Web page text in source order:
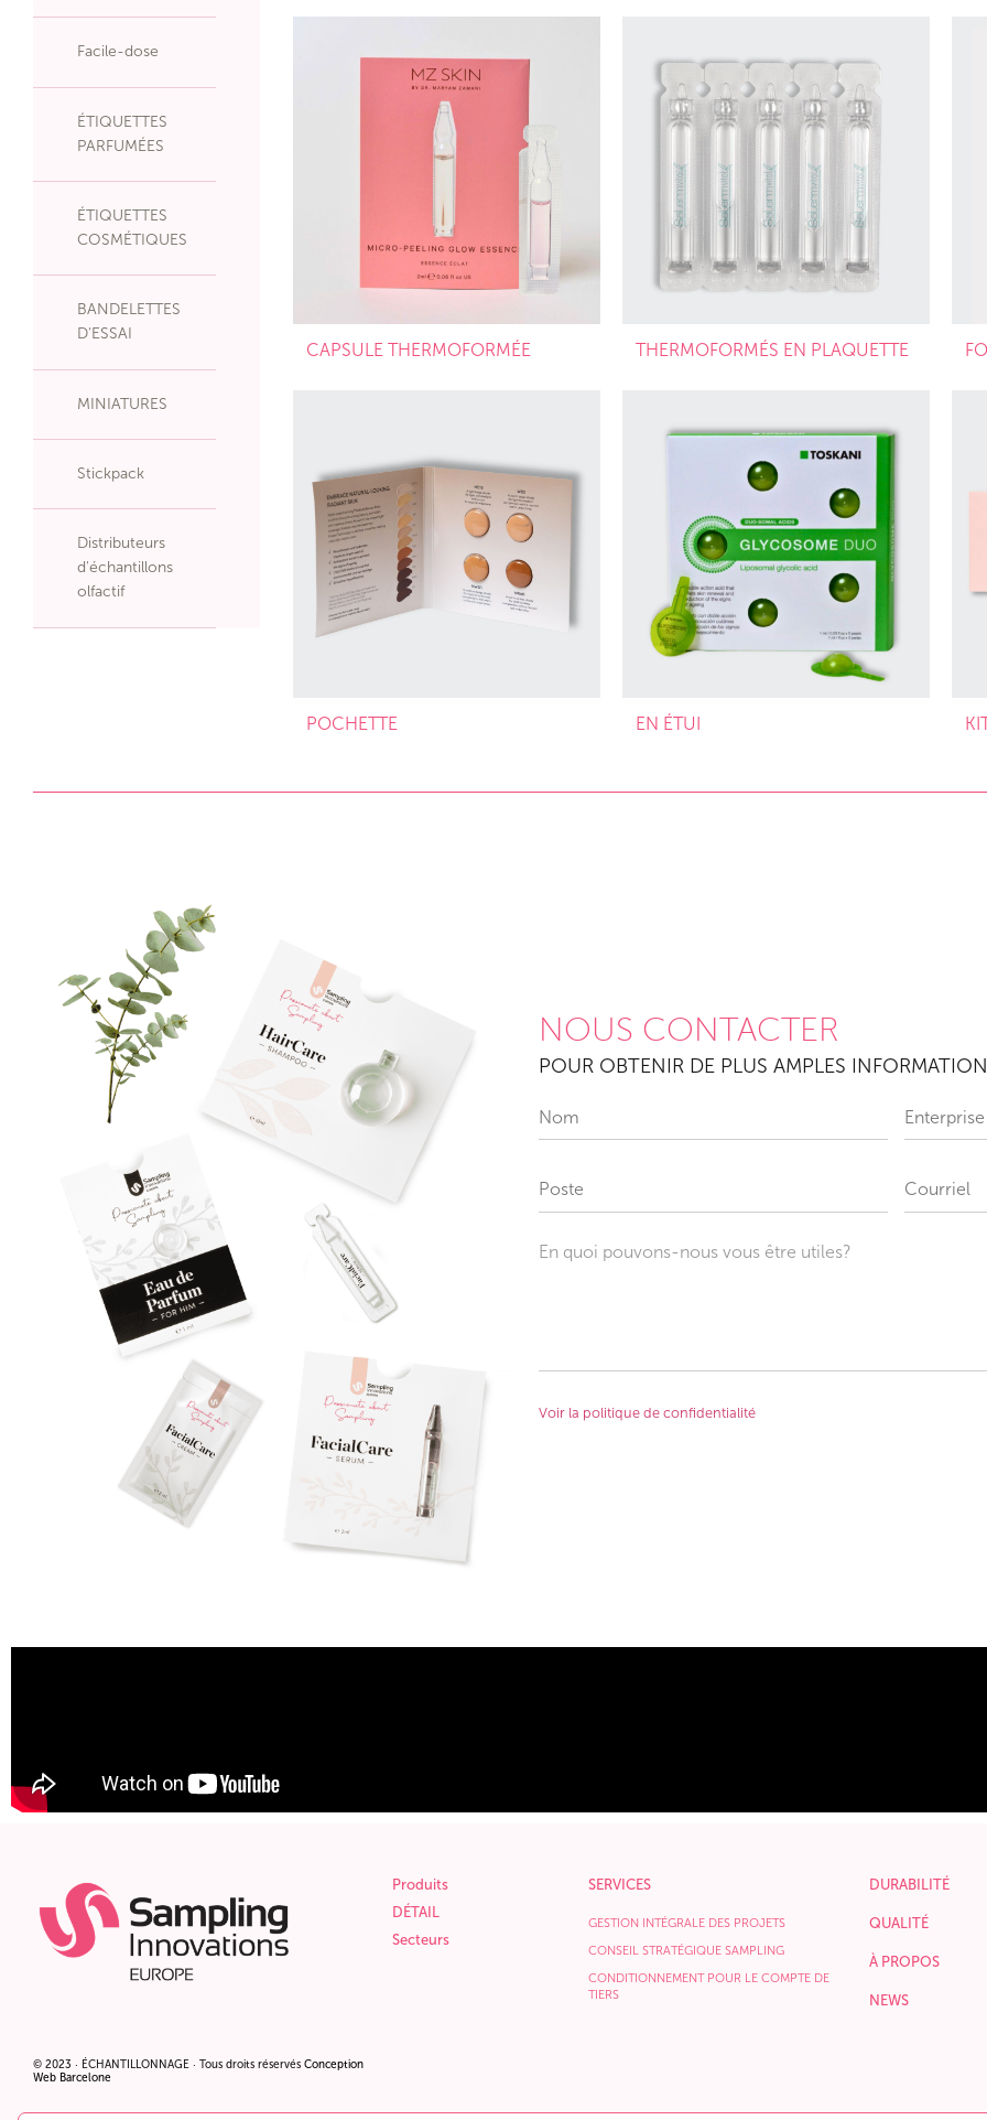
Facile-dose
ÉTIQUETTES
PARFUMÉES
ÉTIQUETTES
COSMÉTIQUES
BANDELETTES
D'ESSAI
MINIATURES
Stickpack
Distributeurs
d'échantillons
olfactif
CAPSULE THERMOFORMÉE THERMOFORMÉS EN PLAQUETTE
POCHETTE EN ÉTUI
NOUS CONTACTER
POUR OBTENIR DE PLUS AMPLES
En quoi pouvons-nous vous être utiles?
Voir la politique de confidentialité
© 2023 · ÉCHANTILLONNAGE · Tous droits réservés Conception
Web Barcelone
Produits
DÉTAIL
Secteurs
SERVICES
GESTION INTÉGRALE DES PROJETS
CONSEIL STRATÉGIQUE SAMPLING
CONDITIONNEMENT POUR LE COMPTE DE
TIERS
DURABILITÉ
QUALITÉ
À PROPOS
NEWS